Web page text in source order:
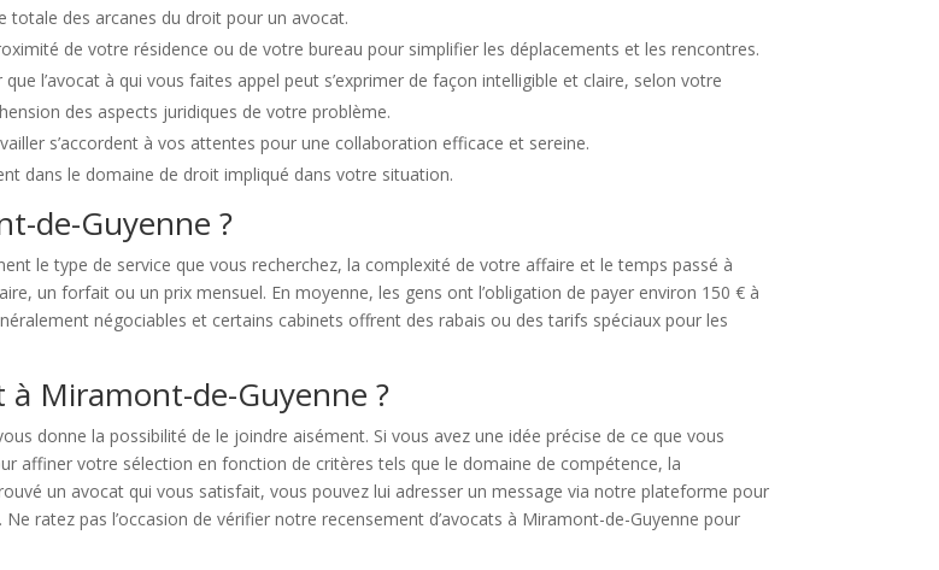
totale des arcanes du droit pour un avocat.
de votre résidence ou de votre bureau pour simplifier les déplacements et les rencontres.
l’avocat à qui vous faites appel peut s’exprimer de façon intelligible et claire, selon votre
des aspects juridiques de votre problème.
s’accordent à vos attentes pour une collaboration efficace et sereine.
dans le domaine de droit impliqué dans votre situation.
de-Guyenne ?
le type de service que vous recherchez, la complexité de votre affaire et le temps passé à
un forfait ou un prix mensuel. En moyenne, les gens ont l’obligation de payer environ 150 € à
négociables et certains cabinets offrent des rabais ou des tarifs spéciaux pour les
Miramont-de-Guyenne ?
donne la possibilité de le joindre aisément. Si vous avez une idée précise de ce que vous
affiner votre sélection en fonction de critères tels que le domaine de compétence, la
un avocat qui vous satisfait, vous pouvez lui adresser un message via notre plateforme pour
ratez pas l’occasion de vérifier notre recensement d’avocats à Miramont-de-Guyenne pour